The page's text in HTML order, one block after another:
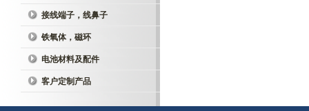
接线端子，线鼻子
铁氧体，磁环
电池材料及配件
客户定制产品